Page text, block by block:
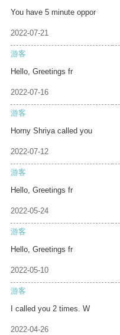
You have 5 minute oppor
2022-07-21
游客
Hello, Greetings fr
2022-07-16
游客
Horny Shriya called you
2022-07-12
游客
Hello, Greetings fr
2022-05-24
游客
Hello, Greetings fr
2022-05-10
游客
I called you 2 times. W
2022-04-26